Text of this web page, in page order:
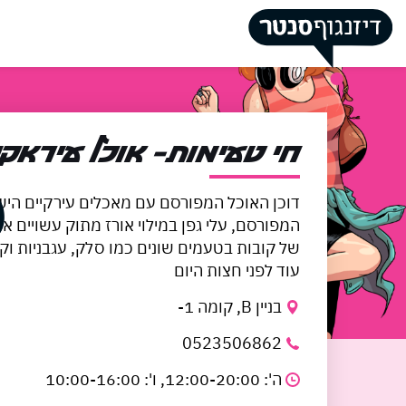
דלג לסרגל הניווט
דלג לתוכן
סגור
כבר רשומים?
כבר רשומים?
זכור אותי
חי טעימות- אוכל
דוכן האוכל המפורסם עם מאכלים עירקיים
המפורסם, עלי גפן במילוי אורז מתוק עשויים
של קובות בטעמים שונים כמו סלק, עגבניות
עוד לפני חצות היום
בניין B, קומה 1-
0523506862
ה': 12:00-20:00, ו': 10:00-16:00שוק האוכל ים תיכוני-